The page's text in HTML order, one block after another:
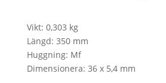
Vikt: 0,303 kg
Längd: 350 mm
Huggning: Mf
Dimensionera: 36 x 5,4 mm